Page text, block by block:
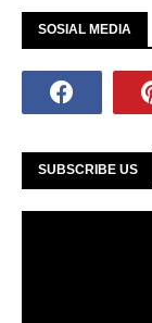
SOSIAL MEDIA
SUBSCRIBE US